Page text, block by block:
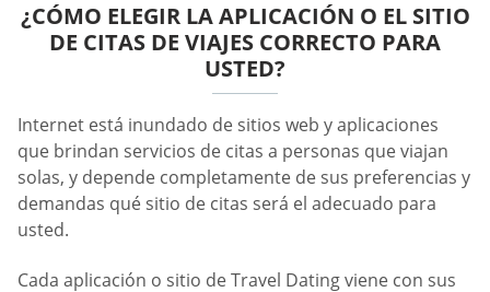
¿CÓMO ELEGIR LA APLICACIÓN O EL SITIO
DE CITAS DE VIAJES CORRECTO PARA
USTED?
Internet está inundado de sitios web y aplicaciones
que brindan servicios de citas a personas que viajan
solas, y depende completamente de sus preferencias y
demandas qué sitio de citas será el adecuado para
usted.
Cada aplicación o sitio de Travel Dating viene con sus